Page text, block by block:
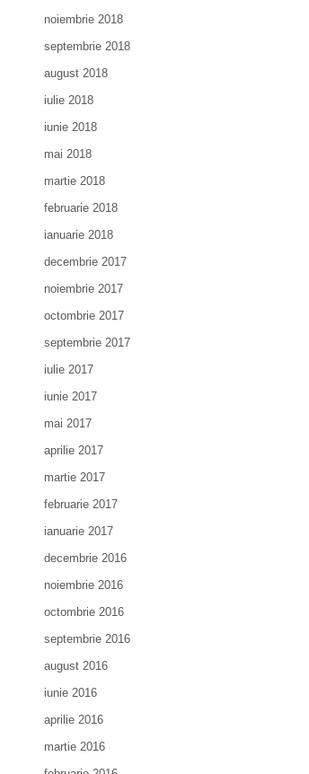
noiembrie 2018
septembrie 2018
august 2018
iulie 2018
iunie 2018
mai 2018
martie 2018
februarie 2018
ianuarie 2018
decembrie 2017
noiembrie 2017
octombrie 2017
septembrie 2017
iulie 2017
iunie 2017
mai 2017
aprilie 2017
martie 2017
februarie 2017
ianuarie 2017
decembrie 2016
noiembrie 2016
octombrie 2016
septembrie 2016
august 2016
iunie 2016
aprilie 2016
martie 2016